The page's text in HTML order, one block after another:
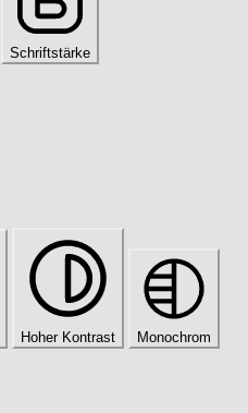
Schriftstärke
Hoher Kontrast Monochrom